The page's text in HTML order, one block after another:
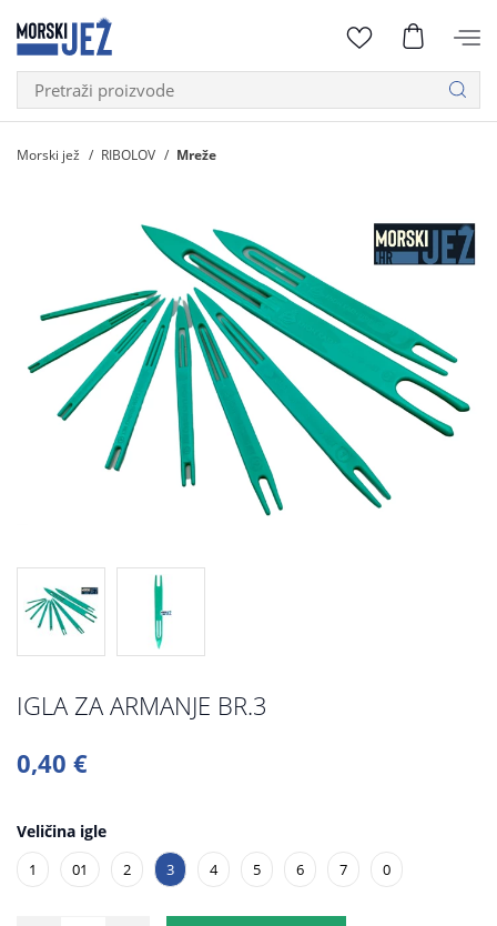
Morski jež RIBOLOV Mreže
IGLA ZA ARMANJE BR.3
0,40 €
Veličina igle
1 01 2 3 4 5 6 7 0